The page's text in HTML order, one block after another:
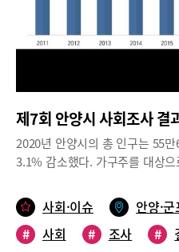
시 한 해 혼인은 2305건, 이혼은
7755명, 전출자는 6만6080명으
모두 전년 대비 감소했다.2022년
비 46.6% 증가2022년 안양시
년 대비 2만898개(46.6%) 증가
업’이 안양시 전체 산업의
업’(11.3%) 순이다.산업대분류별
27만6105명이며, 2018년 대비 2
로는 ‘도매 및 소매업’의 종사자
명으로 나타났다. 총인구는 20
관양1동(3만5843명)이 가장 많
부림동(2만6575명) 순으로 나타
이 증가한 행정구역은 호계1동
역은 비산3동(-50.5%)이다
(15.7%), 30대 7만7334명
년 12.8%에서 2020년 11.5%로
장 많고 60대, 50대 순2021년 안
제7회 안양시 사회조사 결
2020년 안양시의 총 인구는 55
3.1% 감소했다. 가구주를 대상
도는 ‘대학(교) 졸업’이 42.8%로
부모(가구주 포함)를 대상으로 보
로 확인한 결과 ‘보통’이 46.2%
사회·이슈 안양·군
#
사회 # 조사 #